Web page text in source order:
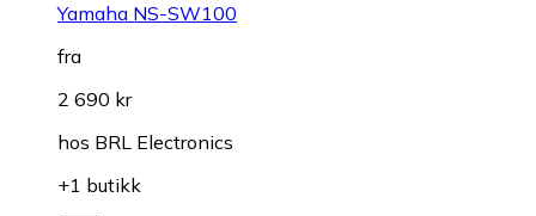
Yamaha NS-SW100
fra
2 690 kr
hos BRL Electronics
+1 butikk